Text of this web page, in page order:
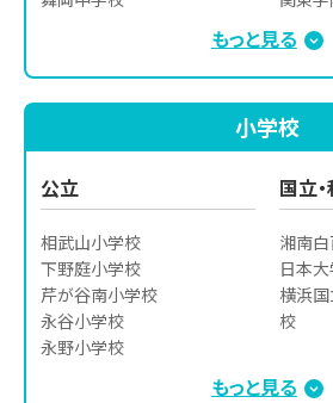
横浜市立横浜総合高等学校
横浜市立戸塚高等学校
横浜市立南高等学校
聖園女
横須
横浜
横浜学
横浜
横浜女
横浜創
湘南
逗子開
清泉
捜真
田園調
桐蔭
フェリ
文化
横須
横浜国
横浜
もっと見る
小学校
公立
相武山小学校
下野庭小学校
芹が谷南小学校
永谷小学校
永野小学校
国立
湘南
日本
横浜
校
もっと見る